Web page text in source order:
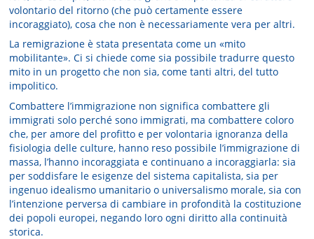
volontario del ritorno (che può certamente essere
incoraggiato), cosa che non è necessariamente vera per altri.
La remigrazione è stata presentata come un «mito
mobilitante». Ci si chiede come sia possibile tradurre questo
mito in un progetto che non sia, come tanti altri, del tutto
impolitico.
Combattere l’immigrazione non significa combattere gli
immigrati solo perché sono immigrati, ma combattere coloro
che, per amore del profitto e per volontaria ignoranza della
fisiologia delle culture, hanno reso possibile l’immigrazione di
massa, l’hanno incoraggiata e continuano a incoraggiarla: sia
per soddisfare le esigenze del sistema capitalista, sia per
ingenuo idealismo umanitario o universalismo morale, sia con
l’intenzione perversa di cambiare in profondità la costituzione
dei popoli europei, negando loro ogni diritto alla continuità
storica.